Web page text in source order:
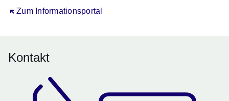
Zum Informationsportal
Öffnet sich in einem neuen Fenster
Kontakt